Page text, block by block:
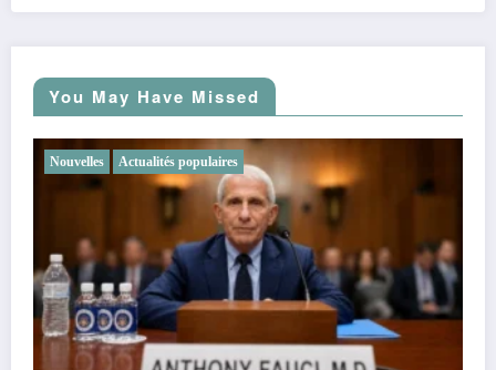
You May Have Missed
Nouvelles Actualités populaires